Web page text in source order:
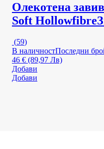
Олекотена
Soft Hollowfibre
(59)
В наличностПоследни
46 € (89,97 Лв)
Добави
Добави